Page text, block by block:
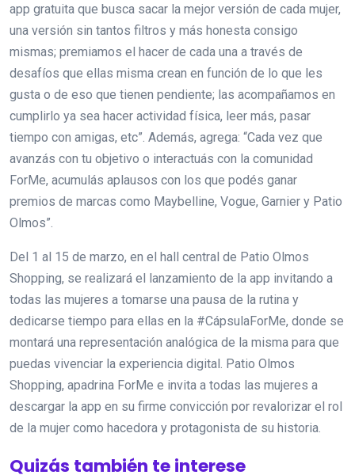
app gratuita que busca sacar la mejor versión de cada mujer,
una versión sin tantos filtros y más honesta consigo
mismas; premiamos el hacer de cada una a través de
desafíos que ellas misma crean en función de lo que les
gusta o de eso que tienen pendiente; las acompañamos en
cumplirlo ya sea hacer actividad física, leer más, pasar
tiempo con amigas, etc”. Además, agrega: “Cada vez que
avanzás con tu objetivo o interactuás con la comunidad
ForMe, acumulás aplausos con los que podés ganar
premios de marcas como Maybelline, Vogue, Garnier y Patio
Olmos”.
Del 1 al 15 de marzo, en el hall central de Patio Olmos
Shopping, se realizará el lanzamiento de la app invitando a
todas las mujeres a tomarse una pausa de la rutina y
dedicarse tiempo para ellas en la #CápsulaForMe, donde se
montará una representación analógica de la misma para que
puedas vivenciar la experiencia digital. Patio Olmos
Shopping, apadrina ForMe e invita a todas las mujeres a
descargar la app en su firme convicción por revalorizar el rol
de la mujer como hacedora y protagonista de su historia.
Quizás también te interese